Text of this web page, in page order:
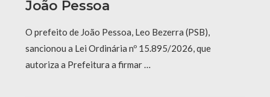
João Pessoa
O prefeito de João Pessoa, Leo Bezerra (PSB),
sancionou a Lei Ordinária nº 15.895/2026, que
autoriza a Prefeitura a firmar …